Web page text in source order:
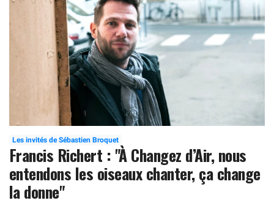
Les invités de Sébastien Broquet
Francis Richert : "À Changez d’Air, nous
entendons les oiseaux chanter, ça change
la donne"